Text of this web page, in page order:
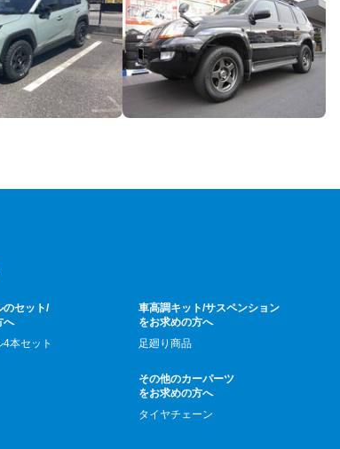
のセット/
へ
本セット
車高調キット/サスペンション
をお求めの方へ
足廻り商品
その他のカーパーツ
をお求めの方へ
タイヤチェーン